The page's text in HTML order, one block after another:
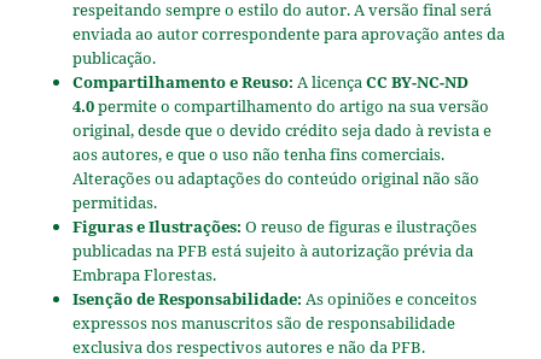
respeitando sempre o estilo do autor. A versão final será
enviada ao autor correspondente para aprovação antes da
publicação.
Compartilhamento e Reuso: A licençaCC BY-NC-ND
4.0permite o compartilhamento do artigo na sua versão
original, desde que o devido crédito seja dado à revista e
aos autores, e que o uso não tenha fins comerciais.
Alterações ou adaptações do conteúdo original não são
permitidas.
Figuras e Ilustrações: O reuso de figuras e ilustrações
publicadas na PFB está sujeito à autorização prévia da
Embrapa Florestas.
Isenção de Responsabilidade: As opiniões e conceitos
expressos nos manuscritos são de responsabilidade
exclusiva dos respectivos autores e não da PFB.